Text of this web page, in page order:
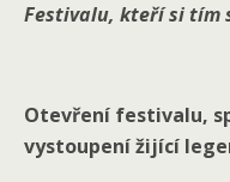
Festivalu, kteří si tím
Otevření festivalu,
vystoupení žijící